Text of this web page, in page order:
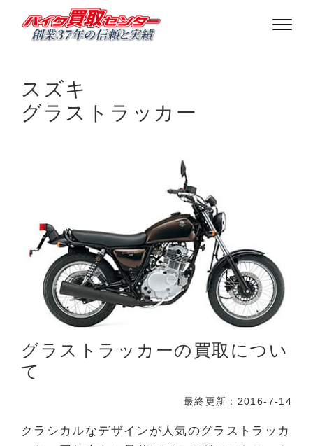
スズキ
グラストラッカー
グラストラッカーの買取につい
て
最終更新：2016-7-14
クラシカルなデザインが人気のグラストラッカ